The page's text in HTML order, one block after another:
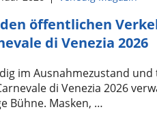
öffentlichen
di Venezia 2026
im Ausnahmezustand
di Venezia 2026
Bühne. Masken, …